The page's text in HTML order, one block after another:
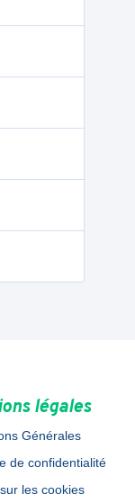
légales
Générales
de confidentialité
les cookies